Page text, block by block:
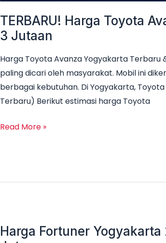
TERBARU! Harga Toyota
3 Jutaan
Harga Toyota Avanza Yogyakarta Terbaru
paling dicari oleh masyarakat. Mobil ini
berbagai kebutuhan. Di Yogyakarta,
Terbaru) Berikut estimasi harga Toyota
Read More »
Harga Fortuner
Harga